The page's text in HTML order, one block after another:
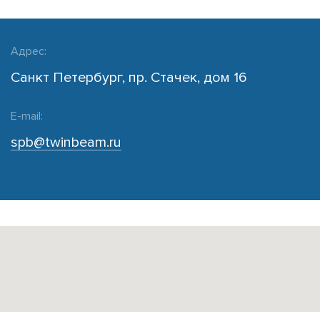
Адрес:
Санкт Петербург, пр. Стачек, дом 16
E-mail:
spb@twinbeam.ru